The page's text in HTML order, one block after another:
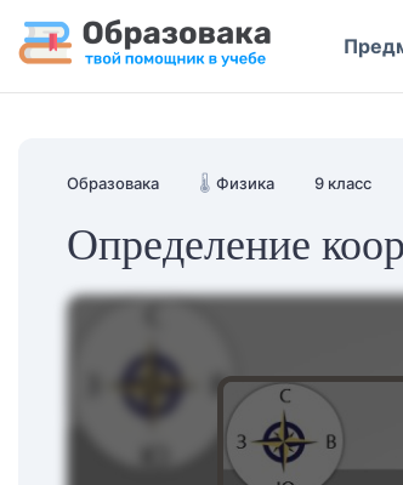
Образовака 🌡️ Физика 9 класс
Определение